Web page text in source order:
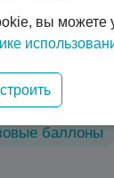
баллоны
вы можете